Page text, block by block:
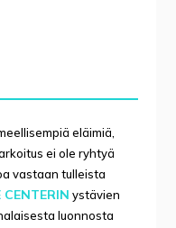
eläimiä,
ei ole ryhtyä
vastaan tulleista
ystävien
luonnosta